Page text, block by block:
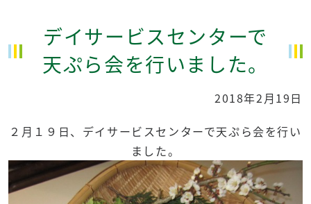
デイサービスセンターで
天ぷら会を行いました。
2018年2月19日
２月１９日、デイサービスセンターで天ぷら会を行い
ました。